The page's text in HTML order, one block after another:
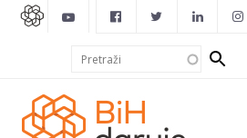
Search
form